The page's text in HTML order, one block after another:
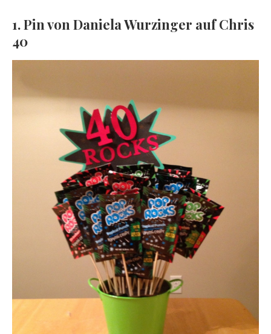
1. Pin von Daniela Wurzinger auf Chris
40